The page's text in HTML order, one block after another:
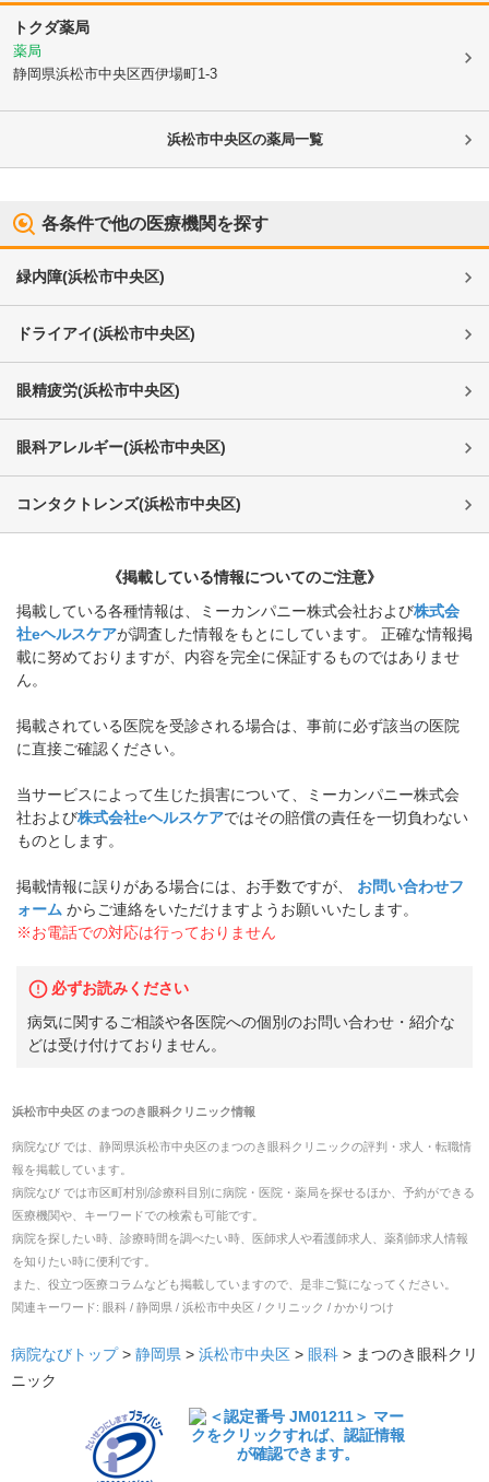
トクダ薬局
薬局
静岡県浜松市中央区西伊場町1-3
浜松市中央区の薬局一覧
各条件で他の医療機関を探す
緑内障(浜松市中央区)
ドライアイ(浜松市中央区)
眼精疲労(浜松市中央区)
眼科アレルギー(浜松市中央区)
コンタクトレンズ(浜松市中央区)
《掲載している情報についてのご注意》
掲載している各種情報は、ミーカンパニー株式会社および株式会
社eヘルスケアが調査した情報をもとにしています。 正確な情報掲
載に努めておりますが、内容を完全に保証するものではありませ
ん。
掲載されている医院を受診される場合は、事前に必ず該当の医院
に直接ご確認ください。
当サービスによって生じた損害について、ミーカンパニー株式会
社および株式会社eヘルスケアではその賠償の責任を一切負わない
ものとします。
掲載情報に誤りがある場合には、お手数ですが、
お問い合わせフ
ォーム からご連絡をいただけますようお願いいたします。
※お電話での対応は行っておりません
必ずお読みください
病気に関するご相談や各医院への個別のお問い合わせ・紹介な
どは受け付けておりません。
浜松市中央区 のまつのき眼科クリニック情報
病院なび では、 静岡県浜松市中央区のまつのき眼科クリニックの評判・求人・転職情
報を掲載しています。
病院なび では市区町村別/診療科目別に病院・医院・薬局を探せるほか、予約ができる
医療機関や、キーワードでの検索も可能です。
病院を探したい時、診療時間を調べたい時、医師求人や看護師求人、薬剤師求人情報
を知りたい時に便利です。
また、役立つ医療コラムなども掲載していますので、是非ご覧になってください。
関連キーワード: 眼科 / 静岡県 / 浜松市中央区 / クリニック / かかりつけ
病院なびトップ > 静岡県 > 浜松市中央区 > 眼科 > まつのき眼科クリ
ニック